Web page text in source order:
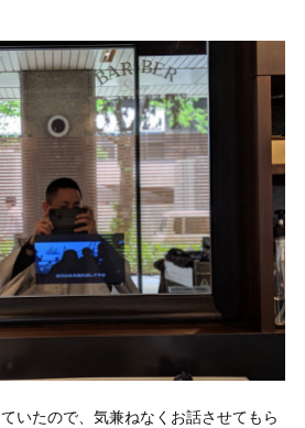
いたので、気兼ねなくお話させてもら